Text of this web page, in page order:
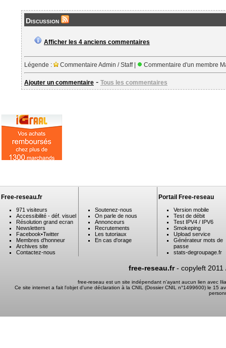
Discussion
Afficher les 4 anciens commentaires
Légende : Commentaire Admin / Staff | Commentaire d'un membre
Ajouter un commentaire - Tous les commentaires
Free-reseau.fr
971 visiteurs
Accessibilité - déf. visuel
Résolution grand ecran
Newsletters
Facebook•Twitter
Membres d'honneur
Archives site
Contactez-nous
Soutenez-nous
On parle de nous
Annonceurs
Recrutements
Les tutoriaux
En cas d'orage
Portail Free-reseau
Version mobile
Test de débit
Test IPV4 / IPV6
Smokeping
Upload service
Générateur mots de
passe
stats-degroupage.fr
free-reseau.fr- copyleft 2011
free-reseau est un site indépendant n'ayant aucun lien avec
Ce site internet a fait l'objet d'une déclaration à la CNIL (Dossier CNIL n°1499600) le 15